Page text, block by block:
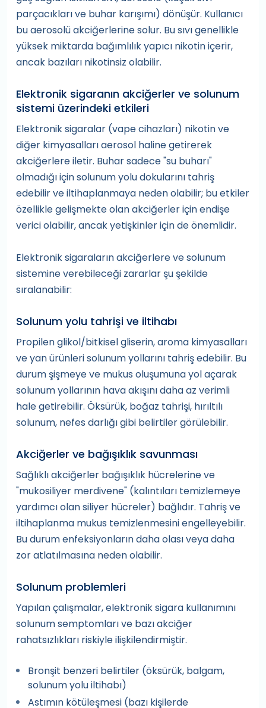
parçacıkları ve buhar karışımı) dönüşür. Kullanıcı
bu aerosolü akciğerlerine solur. Bu sıvı genellikle
yüksek miktarda bağımlılık yapıcı nikotin içerir,
ancak bazıları nikotinsiz olabilir.
Elektronik sigaranın akciğerler ve solunum
sistemi üzerindeki etkileri
Elektronik sigaralar (vape cihazları) nikotin ve
diğer kimyasalları aerosol haline getirerek
akciğerlere iletir. Buhar sadece "su buharı"
olmadığı için solunum yolu dokularını tahriş
edebilir ve iltihaplanmaya neden olabilir; bu etkiler
özellikle gelişmekte olan akciğerler için endişe
verici olabilir, ancak yetişkinler için de önemlidir.
Elektronik sigaraların akciğerlere ve solunum
sistemine verebileceği zararlar şu şekilde
sıralanabilir:
Solunum yolu tahrişi ve iltihabı
Propilen glikol/bitkisel gliserin, aroma kimyasalları
ve yan ürünleri solunum yollarını tahriş edebilir. Bu
durum şişmeye ve mukus oluşumuna yol açarak
solunum yollarının hava akışını daha az verimli
hale getirebilir. Öksürük, boğaz tahrişi, hırıltılı
solunum, nefes darlığı gibi belirtiler görülebilir.
Akciğerler ve bağışıklık savunması
Sağlıklı akciğerler bağışıklık hücrelerine ve
"mukosiliyer merdivene" (kalıntıları temizlemeye
yardımcı olan siliyer hücreler) bağlıdır. Tahriş ve
iltihaplanma mukus temizlenmesini engelleyebilir.
Bu durum enfeksiyonların daha olası veya daha
zor atlatılmasına neden olabilir.
Solunum problemleri
Yapılan çalışmalar, elektronik sigara kullanımını
solunum semptomları ve bazı akciğer
rahatsızlıkları riskiyle ilişkilendirmiştir.
Bronşit benzeri belirtiler (öksürük, balgam,
solunum yolu iltihabı)
Astımın kötüleşmesi (bazı kişilerde